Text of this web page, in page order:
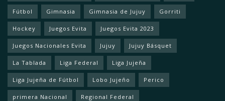
Fútbol Gimnasia Gimnasia de Jujuy Gorriti
Hockey Juegos Evita Juegos Evita 2023
Juegos Nacionales Evita Jujuy Jujuy Básquet
La Tablada Liga Federal Liga Jujeña
Liga Jujeña de Fútbol Lobo Jujeño Perico
primera Nacional Regional Federal